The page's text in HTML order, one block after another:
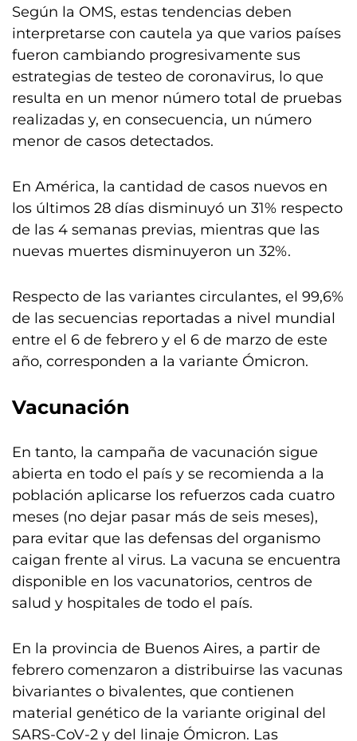
Según la OMS, estas tendencias deben
interpretarse con cautela ya que varios países
fueron cambiando progresivamente sus
estrategias de testeo de coronavirus, lo que
resulta en un menor número total de pruebas
realizadas y, en consecuencia, un número
menor de casos detectados.
En América, la cantidad de casos nuevos en
los últimos 28 días disminuyó un 31% respecto
de las 4 semanas previas, mientras que las
nuevas muertes disminuyeron un 32%.
Respecto de las variantes circulantes, el 99,6%
de las secuencias reportadas a nivel mundial
entre el 6 de febrero y el 6 de marzo de este
año, corresponden a la variante Ómicron.
Vacunación
En tanto, la campaña de vacunación sigue
abierta en todo el país y se recomienda a la
población aplicarse los refuerzos cada cuatro
meses (no dejar pasar más de seis meses),
para evitar que las defensas del organismo
caigan frente al virus. La vacuna se encuentra
disponible en los vacunatorios, centros de
salud y hospitales de todo el país.
En la provincia de Buenos Aires, a partir de
febrero comenzaron a distribuirse las vacunas
bivariantes o bivalentes, que contienen
material genético de la variante original del
SARS-CoV-2 y del linaje Ómicron. Las